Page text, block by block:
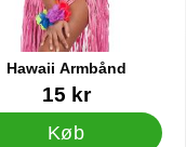
Hawaii Armbånd
3516915 kr
Køb